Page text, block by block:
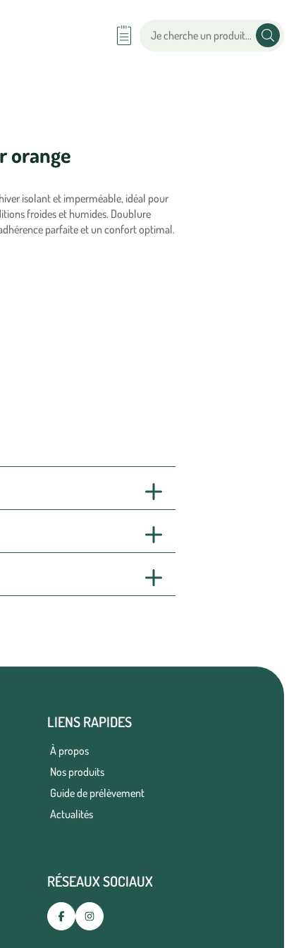
orange
isolant et imperméable, idéal pour
froides et humides. Doublure
parfaite et un confort optimal.
LIENS RAPIDES
À propos
Nos produits
Guide de prélèvement
Actualités
RÉSEAUX SOCIAUX